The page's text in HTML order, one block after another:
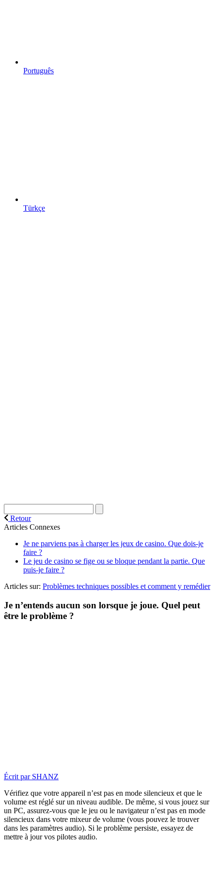
Português
Türkçe
Retour
Articles Connexes
Je ne parviens pas à charger les jeux de casino. Que dois-je
faire ?
Le jeu de casino se fige ou se bloque pendant la partie. Que
puis-je faire ?
Articles sur: Problèmes techniques possibles et comment y remédier
Je n’entends aucun son lorsque je joue. Quel peut
être le problème ?
Écrit par SHANZ
Vérifiez que votre appareil n’est pas en mode silencieux et que le
volume est réglé sur un niveau audible. De même, si vous jouez sur
un PC, assurez-vous que le jeu ou le navigateur n’est pas en mode
silencieux dans votre mixeur de volume (vous pouvez le trouver
dans les paramètres audio). Si le problème persiste, essayez de
mettre à jour vos pilotes audio.